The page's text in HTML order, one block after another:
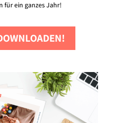
für ein ganzes Jahr!